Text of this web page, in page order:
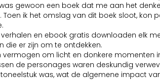
gewoon een boek dat me aan het
ik het omslag van dit boek sloot,
en ebook gratis downloaden elk
die er zijn om te ontdekken.
om licht en donkere
de personages waren deskundig
was, wat de algemene impact